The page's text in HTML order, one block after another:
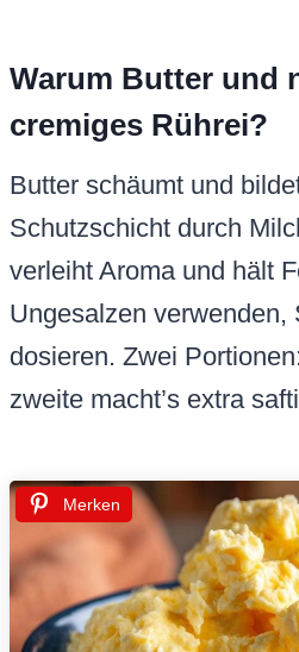
Warum Butter und
cremiges Rührei?
Butter schäumt und
Schutzschicht durch
verleiht Aroma und hält
Ungesalzen verwenden,
dosieren. Zwei
zweite macht’s extra
Merken